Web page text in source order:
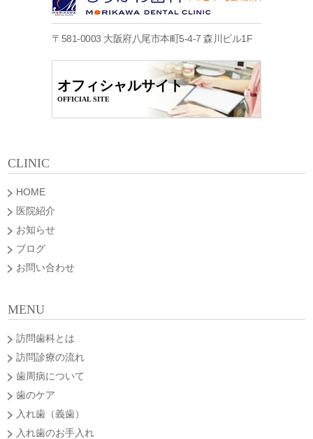
〒581-0003 大阪府八尾市本町5-4-7 森川ビル1F
オフィシャルサイト
OFFICIAL SITE
CLINIC
HOME
医院紹介
お知らせ
ブログ
お問い合わせ
MENU
訪問歯科とは
訪問診療の流れ
歯周病について
歯のケア
入れ歯（義歯）
入れ歯のお手入れ